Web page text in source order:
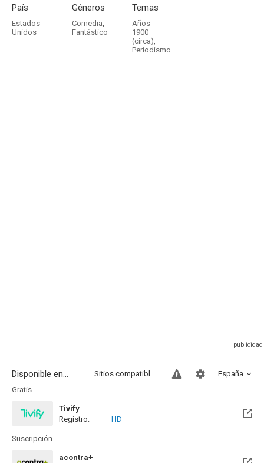
País
Estados
Unidos
Géneros
Comedia,
Fantástico
Temas
Años
1900
(circa),
Periodismo
Disponible en... España
Sitios compatibles
Gratis
Tivify
Disponible hasta el Mié, 09 May 2029 (Quedan 2 años)
Registro: HD
Suscripción
acontra+